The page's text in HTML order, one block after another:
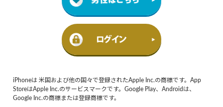
iPhoneは 米国および他の国々で登録されたApple Inc.の商標です。App
StoreはApple Inc.のサービスマークです。Google Play、Androidは、
Google Inc.の商標または登録商標です。